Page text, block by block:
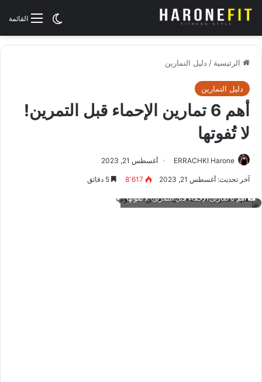
القائمةالوضع
الرئيسية / دليل التمارين
دليل التمارين
أهم 6 تمارين الإحماء قبل التمرين!
لا تُفوتها
ERRACHKI Harone أغسطس 21, 2023
آخر تحديث: أغسطس 21, 2023 8٬617
أهم 6 تمارين الإحماء قبل التمرين! لا تُفوتها